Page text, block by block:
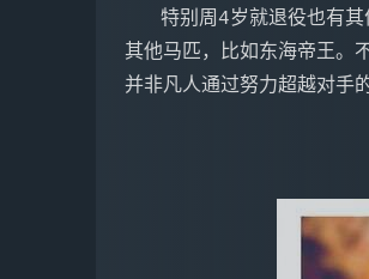
其他马匹，比如东海帝王。